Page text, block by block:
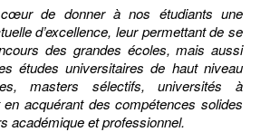
de donner à nos étudiants une
d’excellence, leur permettant de se
des grandes écoles, mais aussi
études universitaires de haut niveau
masters sélectifs, universités à
acquérant des compétences solides
académique et professionnel.